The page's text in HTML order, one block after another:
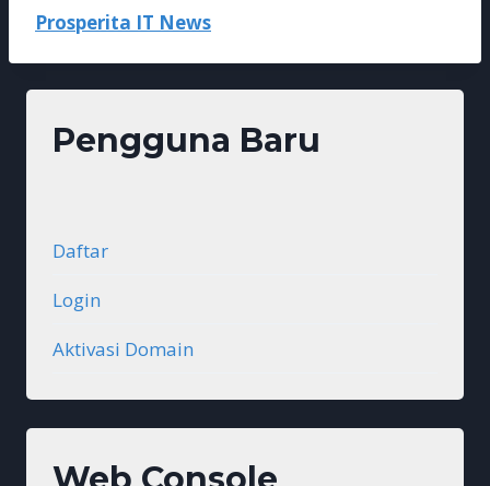
Prosperita IT News
Pengguna Baru
Daftar
Login
Aktivasi Domain